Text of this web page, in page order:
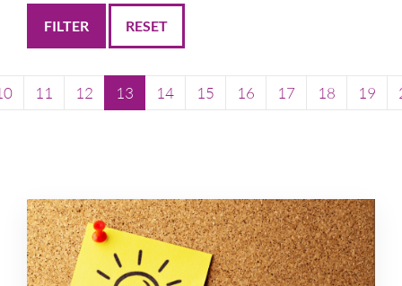
RESET
11 12 13 14 15 16 17 18 19